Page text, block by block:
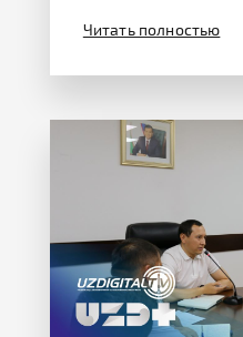
Читать полностью